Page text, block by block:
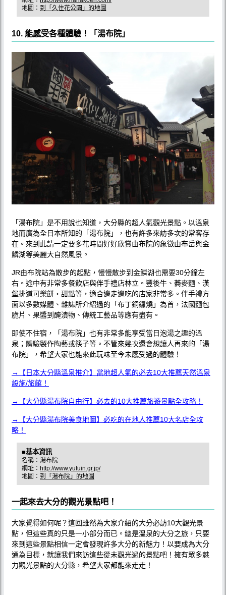
地圖： 到「久住花公園」的地圖
10. 能感受各種體驗！「湯布院」
「湯布院」是不用說也知道，大分縣的超人氣觀光景點。以溫泉
地而廣為全日本所知的「湯布院」，也有許多來訪多次的常客存
在。來到此請一定要多花時間好好欣賞由布院的象徵由布岳與金
鱗湖等美麗大自然風景。
JR由布院站為散步的起點，慢慢散步到金鱗湖也需要30分鐘左
右。途中有非常多餐飲店與伴手禮店林立。豐後牛、蕎麥麵、漢
堡排道可樂餅‧甜點等，適合邊走邊吃的店家非常多。伴手禮方
面以多數媒體、雜誌所介紹過的「布丁銅鑼燒」為首，法國麵包
脆片、果醬到醃漬物、傳統工藝品等應有盡有。
即使不住宿，「湯布院」也有非常多能享受當日泡湯之趣的溫
泉；體驗製作陶藝或筷子等。不管來幾次還會想讓人再來的「湯
布院」，希望大家也能來此玩味至今未感受過的體驗！
→【日本大分縣溫泉推介】當地超人氣的必去10大推薦天然溫泉
設施/旅館！
→【大分縣湯布院自由行】必去的10大推薦旅遊景點全攻略！
→【大分縣湯布院美食地圖】必吃的在地人推薦10大名店全攻
略！
■基本資訊
名稱：湯布院
網址： http://www.yufuin.gr.jp/
地圖： 到「湯布院」的地圖
一起來去大分的觀光景點吧！
大家覺得如何呢？這回雖然為大家介紹的大分必訪10大觀光景
點，但這些真的只是一小部分而已。總是溫泉的大分之旅，只要
來到這些景點相信一定會發現許多大分的新魅力！以要成為大分
通為目標，就讓我們來訪這些從未觀光過的景點吧！擁有眾多魅
力觀光景點的大分縣，希望大家都能來走走！